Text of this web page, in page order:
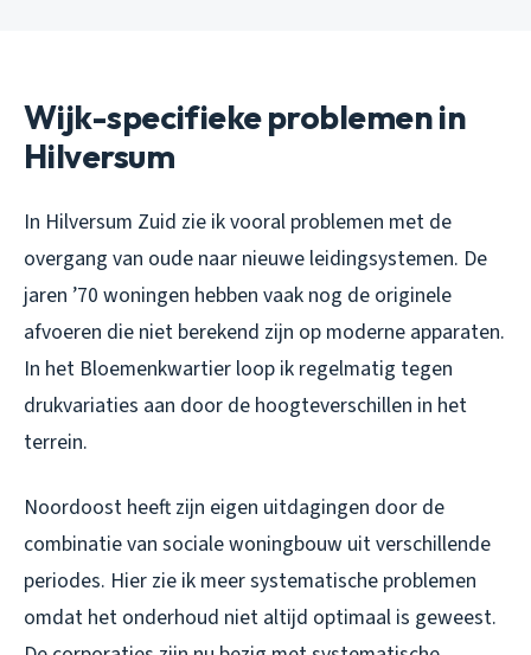
Wijk-specifieke problemen in
Hilversum
In Hilversum Zuid zie ik vooral problemen met de
overgang van oude naar nieuwe leidingsystemen. De
jaren ’70 woningen hebben vaak nog de originele
afvoeren die niet berekend zijn op moderne apparaten.
In het Bloemenkwartier loop ik regelmatig tegen
drukvariaties aan door de hoogteverschillen in het
terrein.
Noordoost heeft zijn eigen uitdagingen door de
combinatie van sociale woningbouw uit verschillende
periodes. Hier zie ik meer systematische problemen
omdat het onderhoud niet altijd optimaal is geweest.